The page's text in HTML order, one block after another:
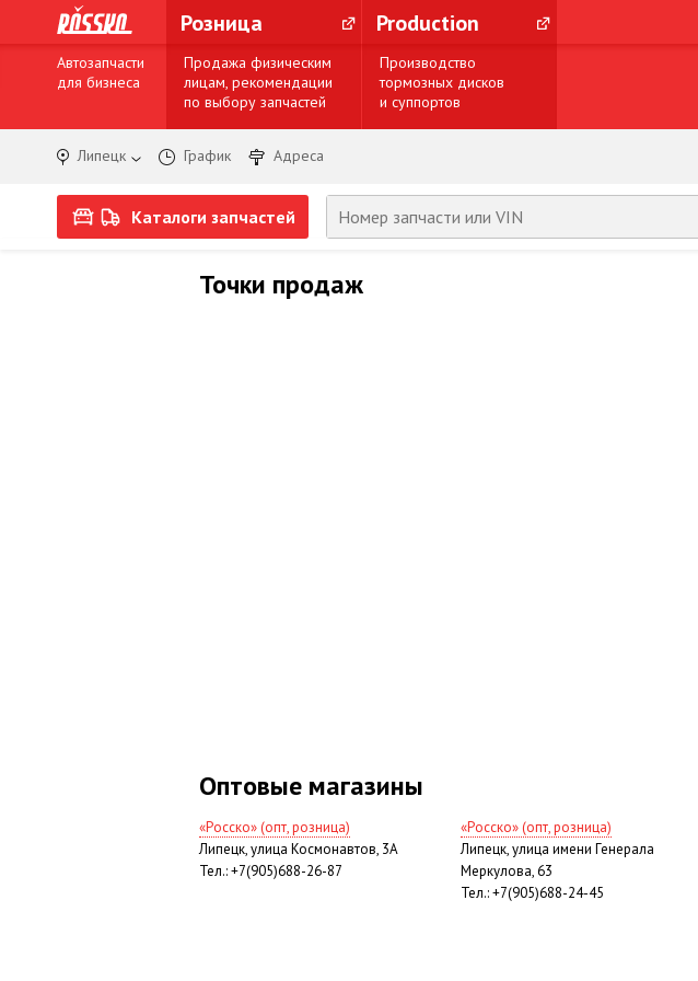
Розница Production
Автозапчасти
для бизнеса
Продажа физическим
лицам, рекомендации
по выбору запчастей
Производство
тормозных дисков
и суппортов
Липецк График Адреса
Каталоги запчастей
Точки продаж
Оптовые магазины
«Росско» (опт, розница)
Липецк, улица Космонавтов, 3А
Тел.: +7(905)688-26-87
«Росско» (опт, розница)
Липецк, улица имени Генерала
Меркулова, 63
Тел.: +7(905)688-24-45